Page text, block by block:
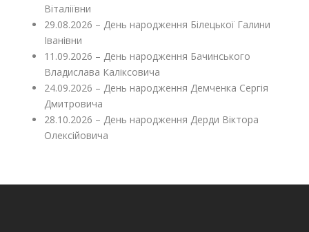
Віталіївни
29.08.2026 – День народження Білецької Галини
Іванівни
11.09.2026 – День народження Бачинського
Владислава Каліксовича
24.09.2026 – День народження Демченка Сергія
Дмитровича
28.10.2026 – День народження Дерди Віктора
Олексійовича